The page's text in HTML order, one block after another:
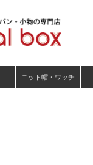
ニット帽・ワッチ